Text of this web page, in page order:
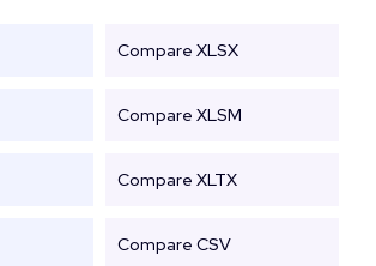
Compare XLSX
Compare XLSM
Compare XLTX
Compare CSV